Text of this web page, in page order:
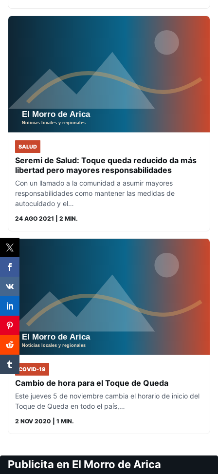
SALUD
Seremi de Salud: Toque queda reducido da más
libertad pero mayores responsabilidades
Con un llamado a la comunidad a asumir mayores
responsabilidades como mantener las medidas de
autocuidado y el…
24 AGO 2021 | 2 MIN.
COVID-19
Cambio de hora para el Toque de Queda
Este jueves 5 de noviembre cambia el horario de inicio del
Toque de Queda en todo el país,…
2 NOV 2020 | 1 MIN.
Publicita en El Morro de Arica